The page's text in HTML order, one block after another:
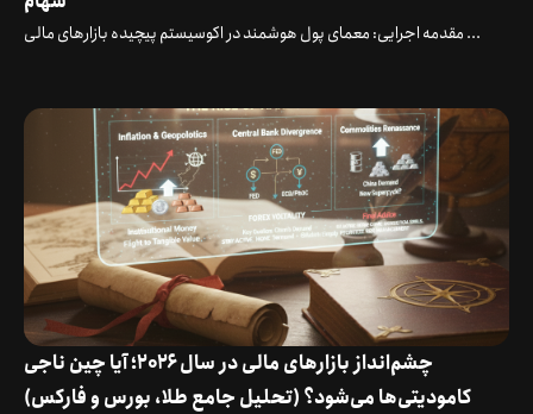
مقدمه اجرایی: معمای پول هوشمند در اکوسیستم پیچیده بازارهای مالی ...
چشم‌انداز بازارهای مالی در سال ۲۰۲۶؛ آیا چین ناجی
کامودیتی‌ها می‌شود؟ (تحلیل جامع طلا، بورس و فارکس)